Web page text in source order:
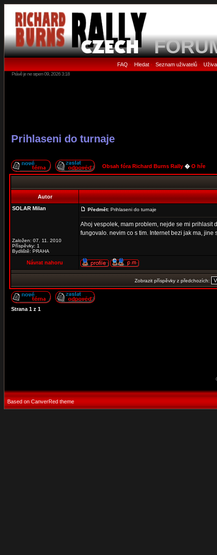
FAQ • Hledat• Seznam uživatelů•
Právě je ne srpen 09, 2026 3:18
Prihlaseni do turnaje
Obsah fóra Richard Burns Rally � O hře
Autor
SOLAR Milan
Založen: 07. 11. 2010
Příspěvky: 1
Bydliště: PRAHA
Předmět: Prihlaseni do turnaje
Ahoj vespolek, mam problem, nejde se mi prihlasit
fungovalo. nevim co s tim. Internet bezi jak ma,
Návrat nahoru
Zobrazit příspěvky z předchozích:
Strana 1 z 1
Based on CanverRed theme